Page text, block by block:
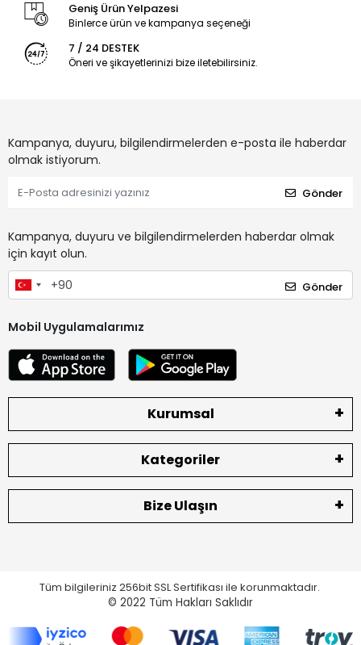
Geniş Ürün Yelpazesi
Binlerce ürün ve kampanya seçeneği
7 / 24 DESTEK
Öneri ve şikayetlerinizi bize iletebilirsiniz.
Kampanya, duyuru, bilgilendirmelerden e-posta ile haberdar
olmak istiyorum.
Gönder
Kampanya, duyuru ve bilgilendirmelerden haberdar olmak
için kayıt olun.
Gönder
Mobil Uygulamalarımız
Kurumsal
Kategoriler
Bize Ulaşın
Tüm bilgileriniz 256bit SSL Sertifikası ile korunmaktadır.
© 2022 Tüm Hakları Saklıdır